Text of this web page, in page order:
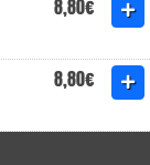
8,80€
8,80€